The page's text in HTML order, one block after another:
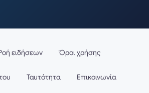
ειδήσεων Όροι χρήσης
Ταυτότητα Επικοινωνία